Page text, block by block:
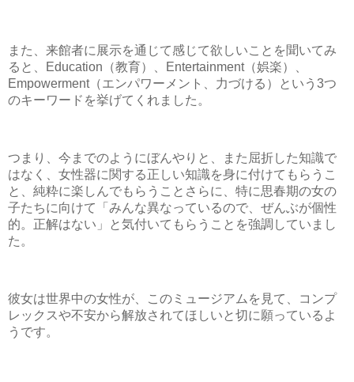
また、来館者に展示を通じて感じて欲しいことを聞いてみ
ると、Education（教育）、Entertainment（娯楽）、
Empowerment（エンパワーメント、力づける）という3つ
のキーワードを挙げてくれました。
つまり、今までのようにぼんやりと、また屈折した知識で
はなく、女性器に関する正しい知識を身に付けてもらうこ
と、純粋に楽しんでもらうことさらに、特に思春期の女の
子たちに向けて「みんな異なっているので、ぜんぶが個性
的。正解はない」と気付いてもらうことを強調していまし
た。
彼女は世界中の女性が、このミュージアムを見て、コンプ
レックスや不安から解放されてほしいと切に願っているよ
うです。